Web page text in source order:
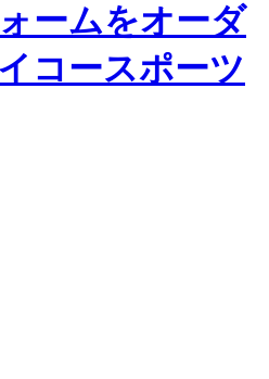
ームをオーダ
コースポーツ